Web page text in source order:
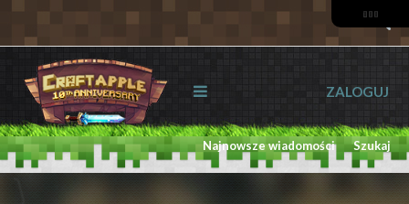
Szukaj
Najnowsze wiadomości
ZALOGUJ